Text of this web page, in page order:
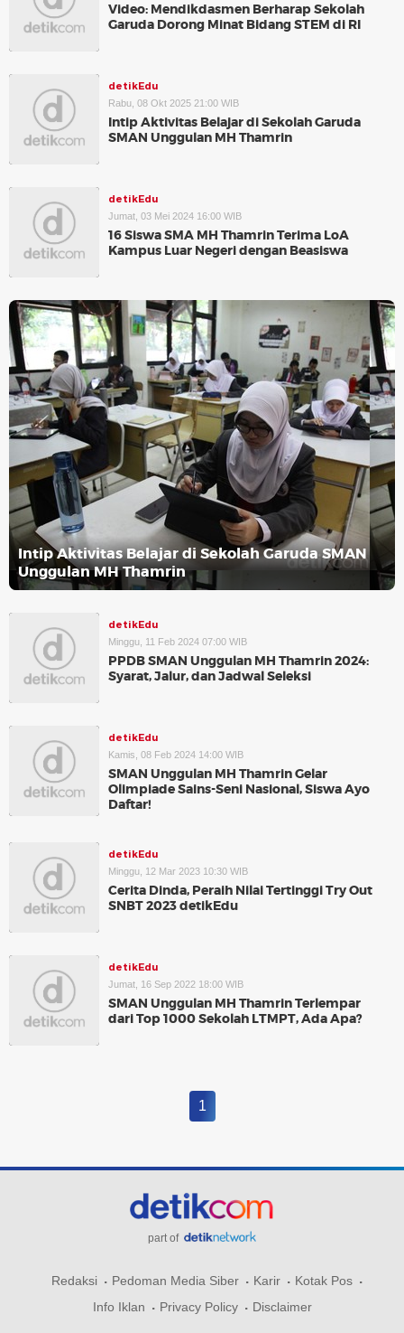
Video: Mendikdasmen Berharap Sekolah
Garuda Dorong Minat Bidang STEM di RI
detikEdu
Rabu, 08 Okt 2025 21:00 WIB
Intip Aktivitas Belajar di Sekolah Garuda
SMAN Unggulan MH Thamrin
detikEdu
Jumat, 03 Mei 2024 16:00 WIB
16 Siswa SMA MH Thamrin Terima LoA
Kampus Luar Negeri dengan Beasiswa
Intip Aktivitas Belajar di Sekolah Garuda SMAN
Unggulan MH Thamrin
detikEdu
Minggu, 11 Feb 2024 07:00 WIB
PPDB SMAN Unggulan MH Thamrin 2024:
Syarat, Jalur, dan Jadwal Seleksi
detikEdu
Kamis, 08 Feb 2024 14:00 WIB
SMAN Unggulan MH Thamrin Gelar
Olimpiade Sains-Seni Nasional, Siswa Ayo
Daftar!
detikEdu
Minggu, 12 Mar 2023 10:30 WIB
Cerita Dinda, Peraih Nilai Tertinggi Try Out
SNBT 2023 detikEdu
detikEdu
Jumat, 16 Sep 2022 18:00 WIB
SMAN Unggulan MH Thamrin Terlempar
dari Top 1000 Sekolah LTMPT, Ada Apa?
1
part of
Redaksi Pedoman Media Siber Karir
Kotak Pos
Info Iklan
Privacy Policy Disclaimer